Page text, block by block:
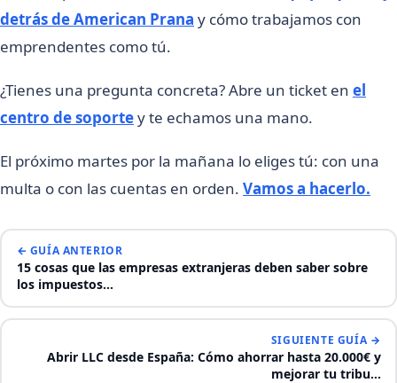
detrás de American Prana y cómo trabajamos con
emprendentes como tú.
¿Tienes una pregunta concreta? Abre un ticket en el
centro de soportey te echamos una mano.
El próximo martes por la mañana lo eliges tú: con una
multa o con las cuentas en orden. Vamos a hacerlo.
← GUÍA ANTERIOR
15 cosas que las empresas extranjeras deben saber sobre
los impuestos…
SIGUIENTE GUÍA →
Abrir LLC desde España: Cómo ahorrar hasta 20.000€ y
mejorar tu tribu…